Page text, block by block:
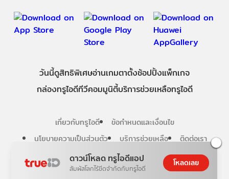
ดาวน์โหลด ทรูไอดีแอป
สัมผัสโลกไร้ขีดจำกัดกับทรูไอดี
โหลดเลย
Follow us
วันนี้ดูสิทธิพิเศษอ่านเกมตาตั้งช้อปปิ้งแพ็กเกจ
กล่องทรูไอดีทีวีคอมมูนิตี้บริการช่วยเหลือทรูไอดี
เกี่ยวกับทรูไอดี
ข้อกำหนดและเงื่อนไข
นโยบายความเป็นส่วนตัว
บริการช่วยเหลือ ติดต่อเรา